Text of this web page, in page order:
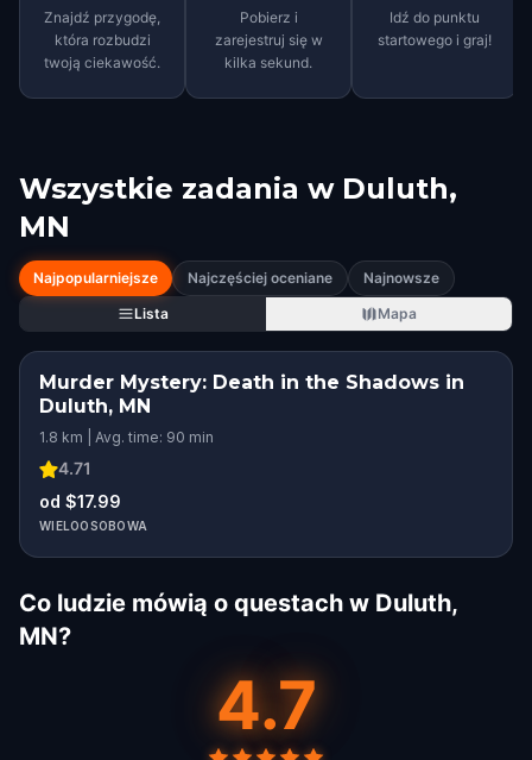
Znajdź przygodę,
która rozbudzi
twoją ciekawość.
Pobierz i
zarejestruj się w
kilka sekund.
Idź do punktu
startowego i graj!
Wszystkie zadania w Duluth,
MN
Najpopularniejsze Najczęściej oceniane
Najnowsze
Lista
Mapa
Murder Mystery: Death in the Shadows in
Duluth, MN
1.8 km | Avg. time: 90 min
4.71
od $17.99
WIELOOSOBOWA
Co ludzie mówią o questach w Duluth,
MN?
4.7